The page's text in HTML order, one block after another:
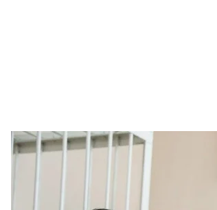
Народний депутат Борислав Розенблат (у
По-перше, Борис Розенблат від
посередника отримав 200 тисяч